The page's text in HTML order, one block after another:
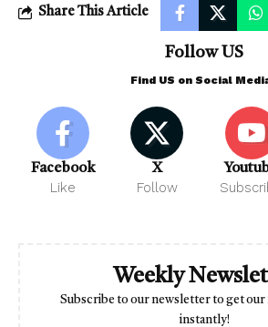
Share This Article
Follow US
Find US on Social
Facebook
Like
X
Follow
Weekly
Subscribe to our newsletter to get our
instantly!